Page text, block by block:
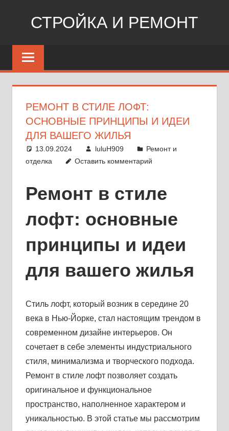
СТРОЙКА И РЕМОНТ
РЕМОНТ В СТИЛЕ ЛОФТ:
ОСНОВНЫЕ ПРИНЦИПЫ И ИДЕИ
ДЛЯ ВАШЕГО ЖИЛЬЯ
13.09.2024 luluH909
Ремонт и
отделка
Оставить комментарий
Ремонт в стиле
лофт: основные
принципы и идеи
для вашего жилья
Стиль лофт, который возник в середине 20
века в Нью-Йорке, стал настоящим трендом в
современном дизайне интерьеров. Он
сочетает в себе элементы индустриального
стиля, минимализма и творческого подхода.
Ремонт в стиле лофт позволяет создать
оригинальное и функциональное
пространство, наполненное характером и
уникальностью. В этой статье мы рассмотрим